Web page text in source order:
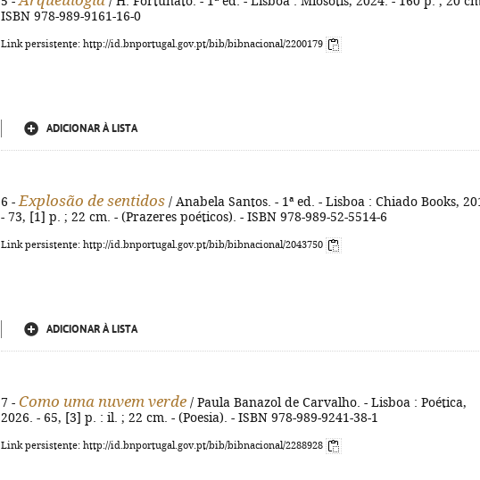
ISBN 978-989-9161-16-0
Link persistente: http://id.bnportugal.gov.pt/bib/bibnacional/2200179
ADICIONAR À LISTA
6 - Explosão de sentidos / Anabela Santos. - 1ª ed. - Lisboa : Chiado Books,
- 73, [1] p. ; 22 cm. - (Prazeres poéticos). - ISBN 978-989-52-5514-6
Link persistente: http://id.bnportugal.gov.pt/bib/bibnacional/2043750
ADICIONAR À LISTA
7 - Como uma nuvem verde / Paula Banazol de Carvalho. - Lisboa : Poética,
2026. - 65, [3] p. : il. ; 22 cm. - (Poesia). - ISBN 978-989-9241-38-1
Link persistente: http://id.bnportugal.gov.pt/bib/bibnacional/2288928